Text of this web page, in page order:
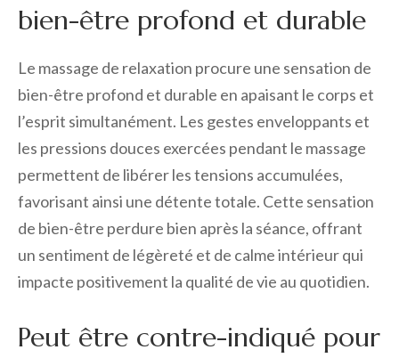
bien-être profond et durable
Le massage de relaxation procure une sensation de
bien-être profond et durable en apaisant le corps et
l’esprit simultanément. Les gestes enveloppants et
les pressions douces exercées pendant le massage
permettent de libérer les tensions accumulées,
favorisant ainsi une détente totale. Cette sensation
de bien-être perdure bien après la séance, offrant
un sentiment de légèreté et de calme intérieur qui
impacte positivement la qualité de vie au quotidien.
Peut être contre-indiqué pour